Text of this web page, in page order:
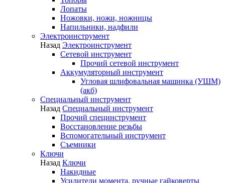
Лопаты
Ножовки, ножи, ножницы
Напильники, надфили
Электроинструмент
Назад Электроинструмент
Сетевой инструмент
Прочий сетевой инструмент
Аккумуляторный инструмент
Угловая шлифовальная машинка (УШМ)
(акб)
Специальный инструмент
Назад Специальный инструмент
Прочий специнструмент
Восстановление резьбы
Вспомогательный инструмент
Съемники
Ключи
Назад Ключи
Накидные
Усилители момента, ручные гайковерты